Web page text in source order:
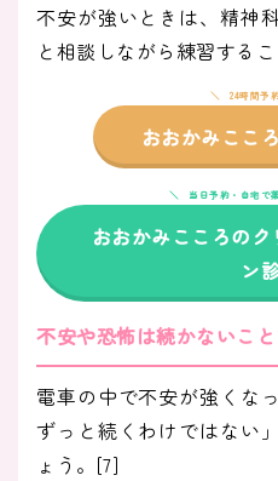
不安が強いときは、精神
と相談しながら練習するこ
24時間予
おおかみここ
当日予約・自宅で
おおかみこころの
ン
不安や恐怖は続かないこ
電車の中で不安が強くな
ずっと続くわけではない
ょう。[7]